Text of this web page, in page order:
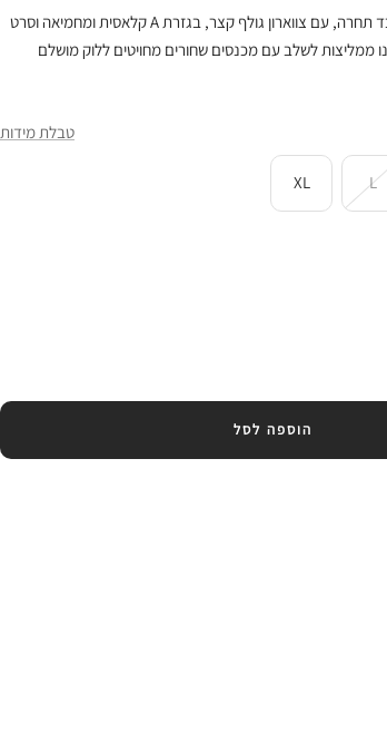
חולצה להריון ללא שרוול מבד תחרה, עם צווארון גולף קצר, בגזרת A קלאסית ומחמיאה וסרט
ממליצות לשלב עם מכנסים שחורים מחויטים ללוק מושלם
טבלת מידות
L
XL
הוספה לסל